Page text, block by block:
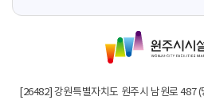
원
주
[26482] 강원특별자치도 원주시 남원로 487 (